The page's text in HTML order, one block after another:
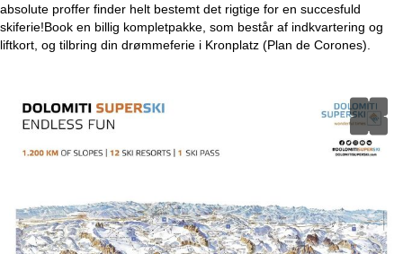
absolute proffer finder helt bestemt det rigtige for en succesfuld
skiferie!Book en billig kompletpakke, som består af indkvartering og
liftkort, og tilbring din drømmeferie i Kronplatz (Plan de Corones).